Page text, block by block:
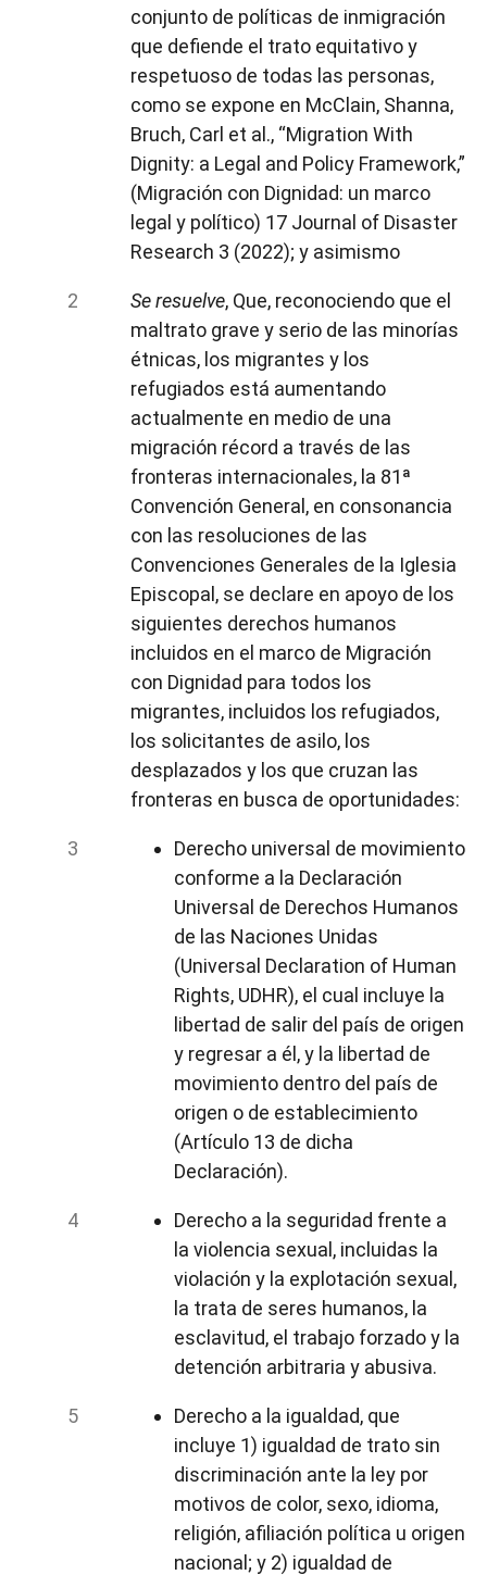
conjunto de políticas de inmigración
que defiende el trato equitativo y
respetuoso de todas las personas,
como se expone en McClain, Shanna,
Bruch, Carl et al., “Migration With
Dignity: a Legal and Policy Framework,”
(Migración con Dignidad: un marco
legal y político) 17 Journal of Disaster
Research 3 (2022); y asimismo
Se resuelve, Que, reconociendo que el
maltrato grave y serio de las minorías
étnicas, los migrantes y los
refugiados está aumentando
actualmente en medio de una
migración récord a través de las
fronteras internacionales, la 81ª
Convención General, en consonancia
con las resoluciones de las
Convenciones Generales de la Iglesia
Episcopal, se declare en apoyo de los
siguientes derechos humanos
incluidos en el marco de Migración
con Dignidad para todos los
migrantes, incluidos los refugiados,
los solicitantes de asilo, los
desplazados y los que cruzan las
fronteras en busca de oportunidades:
Derecho universal de movimiento
conforme a la Declaración
Universal de Derechos Humanos
de las Naciones Unidas
(Universal Declaration of Human
Rights, UDHR), el cual incluye la
libertad de salir del país de origen
y regresar a él, y la libertad de
movimiento dentro del país de
origen o de establecimiento
(Artículo 13 de dicha
Declaración).
Derecho a la seguridad frente a
la violencia sexual, incluidas la
violación y la explotación sexual,
la trata de seres humanos, la
esclavitud, el trabajo forzado y la
detención arbitraria y abusiva.
Derecho a la igualdad, que
incluye 1) igualdad de trato sin
discriminación ante la ley por
motivos de color, sexo, idioma,
religión, afiliación política u origen
nacional; y 2) igualdad de